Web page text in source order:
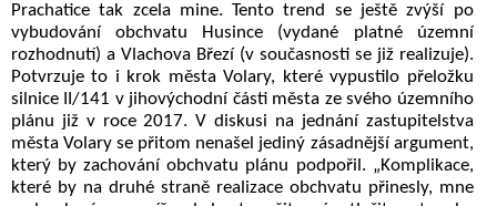
Prachatice tak zcela mine. Tento trend se ještě zvýší po
vybudování obchvatu Husince (vydané platné územní
rozhodnutí) a Vlachova Březí (v současnosti se již realizuje).
Potvrzuje to i krok města Volary, které vypustilo přeložku
silnice II/141 v jihovýchodní části města ze svého územního
plánu již v roce 2017. V diskusi na jednání zastupitelstva
města Volary se přitom nenašel jediný zásadnější argument,
který by zachování obchvatu plánu podpořil. „Komplikace,
které by na druhé straně realizace obchvatu přinesly, mne